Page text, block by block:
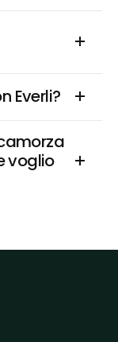
Everli?
voglio